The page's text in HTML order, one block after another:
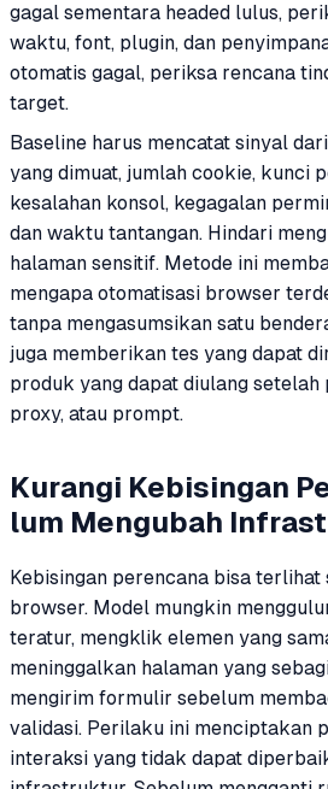
gagal sementara headed lulus,
waktu, font, plugin, dan
otomatis gagal, periksa rencana
target.
Baseline harus mencatat sinyal
yang dimuat, jumlah cookie, kunci
kesalahan konsol, kegagalan
dan waktu tantangan. Hindari
halaman sensitif. Metode ini
mengapa otomatisasi browser
tanpa mengasumsikan satu
juga memberikan tes yang dapat
produk yang dapat diulang setelah
proxy, atau prompt.
Kurangi Kebisingan
lum Mengubah
Kebisingan perencana bisa
browser. Model mungkin
teratur, mengklik elemen yang
meninggalkan halaman yang
mengirim formulir sebelum
validasi. Perilaku ini menciptakan
interaksi yang tidak dapat